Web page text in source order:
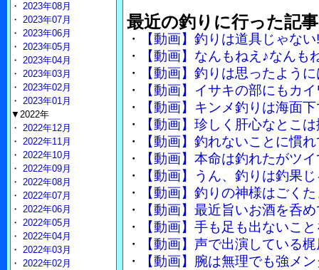
最近の釣りに行った記事
・
【動画】釣りは道具じゃな
・
【動画】なんもねえ♪なん
・
【動画】釣りは思ったよう
・
【動画】イサキの部にもカ
・
【動画】キンメ釣りは海面
・
【動画】珍しく肝心なとこ
・
【動画】釣れないことに慣
・
【動画】本命は釣れたがツ
・
【動画】うん、釣りは釣果
・
【動画】釣りの神様はごく
・
【動画】最近旨いお酒を呑
・
【動画】手も足も出ないこ
・
【動画】声で出演している
・
【動画】腕は無理でも強メ
・ 2023年08月
・ 2023年07月
・ 2023年06月
・ 2023年05月
・ 2023年04月
・ 2023年03月
・ 2023年02月
・ 2023年01月
▼2022年
・ 2022年12月
・ 2022年11月
・ 2022年10月
・ 2022年09月
・ 2022年08月
・ 2022年07月
・ 2022年06月
・ 2022年05月
・ 2022年04月
・ 2022年03月
・ 2022年02月